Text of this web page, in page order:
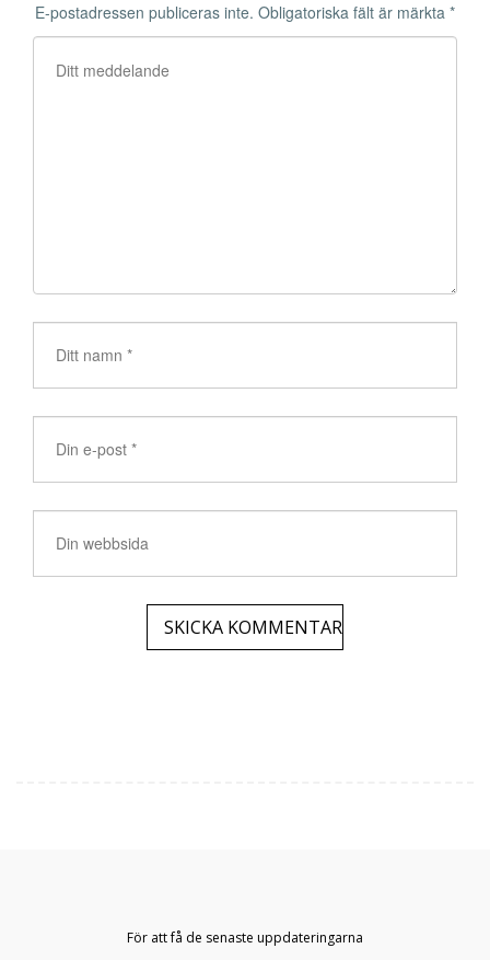
E-postadressen publiceras inte. Obligatoriska fält är märkta *
För att få de senaste uppdateringarna